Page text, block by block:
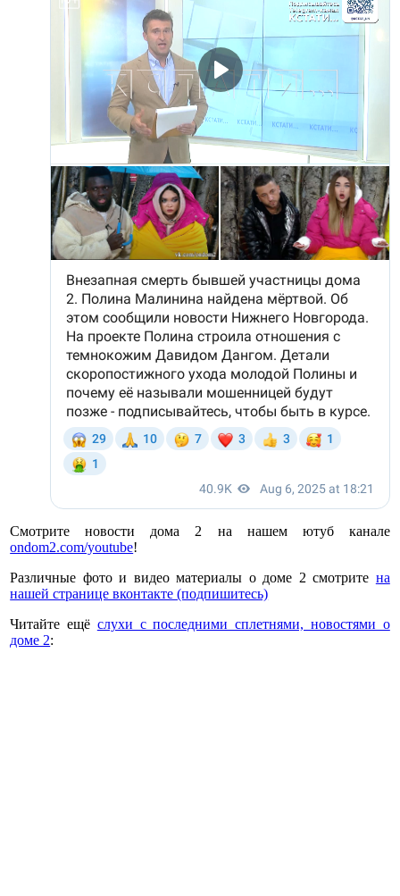
Смотрите новости дома 2 на нашем ютуб канале
ondom2.com/youtube!
Различные фото и видео материалы о доме 2 смотрите на
нашей странице вконтакте (подпишитесь)
Читайте ещё слухи с последними сплетнями, новостями о
доме 2: